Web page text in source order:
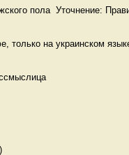
пола  Уточнение:
только на украинском